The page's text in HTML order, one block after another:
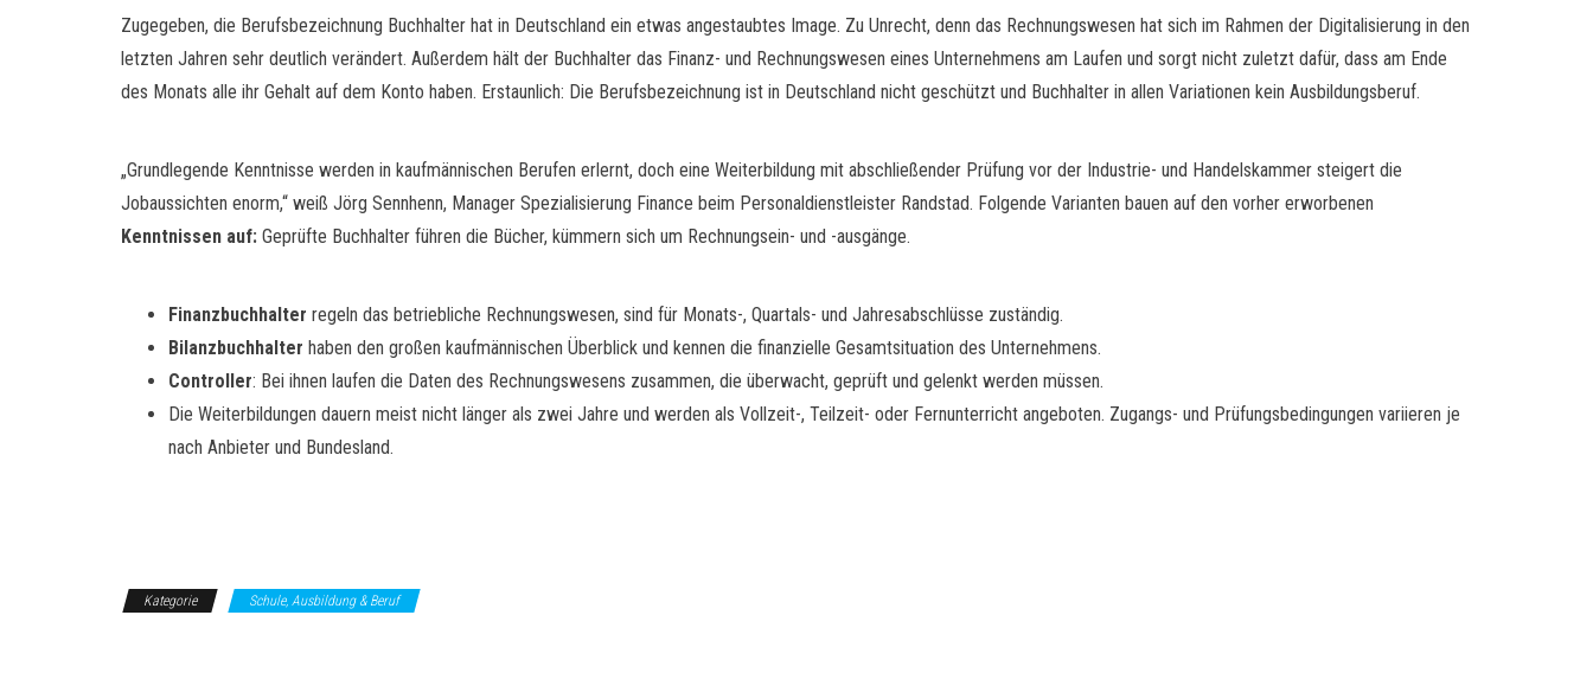
Zugegeben, die Berufsbezeichnung Buchhalter hat in Deutschland ein etwas angestaubtes Image. Zu Unrecht, denn das Rechnungswesen hat sich im Rahmen der Digitalisierung in den
letzten Jahren sehr deutlich verändert. Außerdem hält der Buchhalter das Finanz- und Rechnungswesen eines Unternehmens am Laufen und sorgt nicht zuletzt dafür, dass am Ende
des Monats alle ihr Gehalt auf dem Konto haben. Erstaunlich: Die Berufsbezeichnung ist in Deutschland nicht geschützt und Buchhalter in allen Variationen kein Ausbildungsberuf.
„Grundlegende Kenntnisse werden in kaufmännischen Berufen erlernt, doch eine Weiterbildung mit abschließender Prüfung vor der Industrie- und Handelskammer steigert die
Jobaussichten enorm,“ weiß Jörg Sennhenn, Manager Spezialisierung Finance beim Personaldienstleister Randstad. Folgende Varianten bauen auf den vorher erworbenen
Kenntnissen auf: Geprüfte Buchhalter führen die Bücher, kümmern sich um Rechnungsein- und -ausgänge.
Finanzbuchhalter regeln das betriebliche Rechnungswesen, sind für Monats-, Quartals- und Jahresabschlüsse zuständig.
Bilanzbuchhalter haben den großen kaufmännischen Überblick und kennen die finanzielle Gesamtsituation des Unternehmens.
Controller: Bei ihnen laufen die Daten des Rechnungswesens zusammen, die überwacht, geprüft und gelenkt werden müssen.
Die Weiterbildungen dauern meist nicht länger als zwei Jahre und werden als Vollzeit-, Teilzeit- oder Fernunterricht angeboten. Zugangs- und Prüfungsbedingungen variieren je
nach Anbieter und Bundesland.
Kategorie Schule, Ausbildung & Beruf